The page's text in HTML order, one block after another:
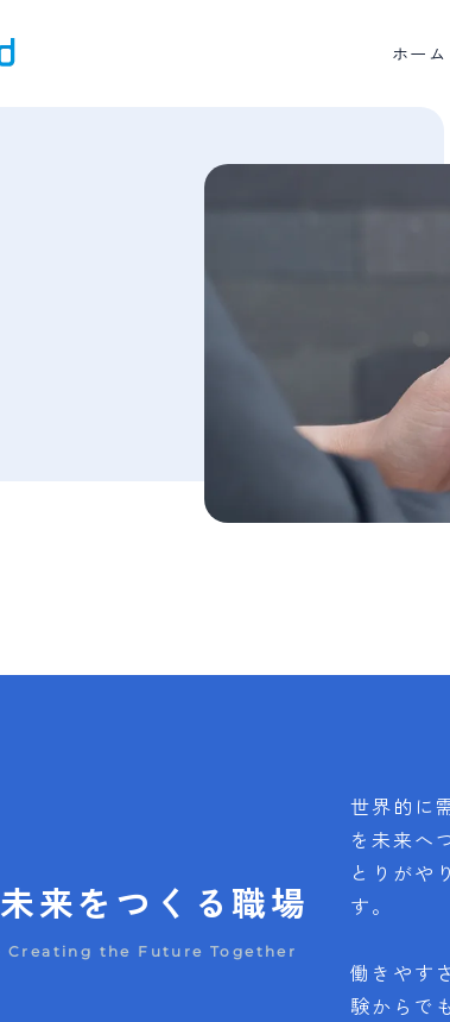
ホーム
来をつくる職場
Creating the Future Together
世界的に
を未来へ
とりがや
す。
働きやす
験からで